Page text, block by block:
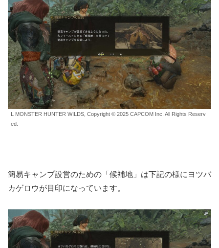
L MONSTER HUNTER WILDS, Copyright © 2025 CAPCOM Inc. All Rights Reserv
ed.
簡易キャンプ設営のための「候補地」は下記の様にヨツバ
カゲロウが目印になっています。